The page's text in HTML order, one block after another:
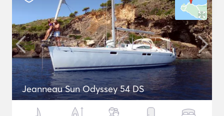
Jeanneau Sun Odyssey 54 DS